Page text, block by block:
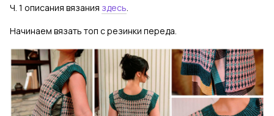
Ч. 1 описания вязания здесь
Начинаем вязать топ с резинки переда.